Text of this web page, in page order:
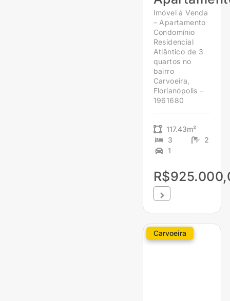
Imóvel á Venda
– Apartamento
Condomínio
Residencial
Atlântico de 3
quartos no
bairro
Carvoeira,
Florianópolis –
1961680
117.43m²
3
2
1
Carvoeira